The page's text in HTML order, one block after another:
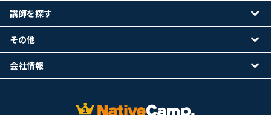
講師を探す
その他
会社情報